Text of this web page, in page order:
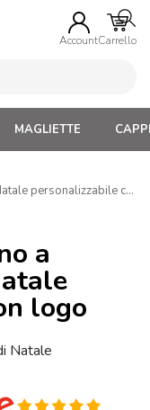
AccountCarrello
MAGLIETTE
personalizzabile con
a
logo
Natale